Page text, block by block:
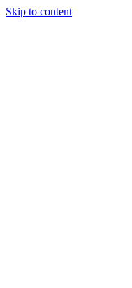
Skip to content